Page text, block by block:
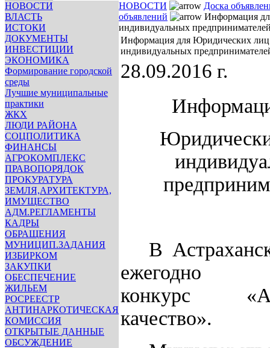
НОВОСТИ
ВЛАСТЬ
ИСТОКИ
ДОКУМЕНТЫ
ИНВЕСТИЦИИ
ЭКОНОМИКА
Формирование городской
среды
Лучшие муниципальные
практики
ЖКХ
ЛЮДИ РАЙОНА
СОЦПОЛИТИКА
ФИНАНСЫ
АГРОКОМПЛЕКС
ПРАВОПОРЯДОК
ПРОКУРАТУРА
ЗЕМЛЯ,АРХИТЕКТУРА,
ИМУЩЕСТВО
АДМ.РЕГЛАМЕНТЫ
КАДРЫ
ОБРАЩЕНИЯ
МУНИЦИП.ЗАДАНИЯ
ИЗБИРКОМ
ЗАКУПКИ
ОБЕСПЕЧЕНИЕ
ЖИЛЬЕМ
РОСРЕЕСТР
АНТИНАРКОТИЧЕСКАЯ
КОМИССИЯ
ОТКРЫТЫЕ ДАННЫЕ
ОБСУЖДЕНИЕ
НОВОСТИ
Доска
объявлений
Информация
индивидуальных
Информация для Юридических
индивидуальных
28.09.2016 г.
В
ежегодно
конкурс
качество».